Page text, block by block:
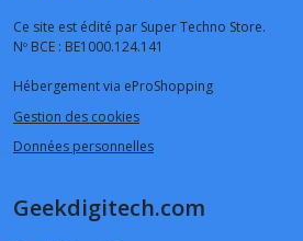
Ce site est édité par Super Techno Store.
Nº BCE : BE1000.124.141
Hébergement via eProShopping
Gestion des cookies
Données personnelles
Geekdigitech.com